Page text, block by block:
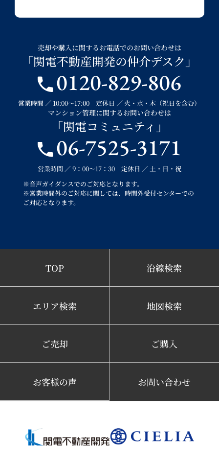
売却や購入に関するお電話でのお問い合わせは
「関電不動産開発の仲介デスク」
0120-829-806
営業時間 ／ 10:00～17:00 定休日 ／ 火・水・木（祝日を含む）
マンション管理に関するお問い合わせは
「関電コミュニティ」
06-7525-3171
営業時間 ／ 9：00～17：30 定休日 ／ 土・日・祝
※音声ガイダンスでのご対応となります。
※営業時間外のご対応に関しては、時間外受付センターでの
ご対応となります。
TOP 沿線検索
エリア検索 地図検索
ご売却 ご購入
お客様の声 お問い合わせ